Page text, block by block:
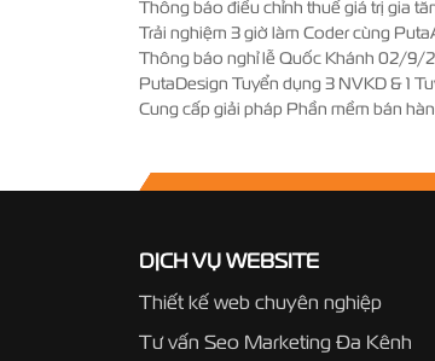
Thông báo điều chỉnh thuế giá trị gia
Trải nghiệm 3 giờ làm Coder cùng
Thông báo nghỉ lễ Quốc Khánh 02/9/
PutaDesign Tuyển dụng 3 NVKD & 1
Cung cấp giải pháp Phần mềm bán
DỊCH VỤ WEBSITE
Thiết kế web chuyên nghiệp
Tư vấn Seo Marketing Đa Kênh